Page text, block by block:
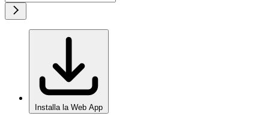
Installa la Web App